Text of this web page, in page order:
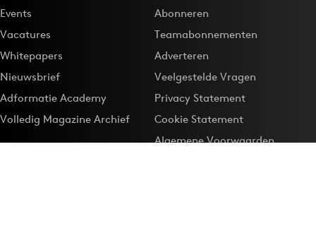
Events
Vacatures
Whitepapers
Nieuwsbrief
Adformatie Academy
Volledig Magazine Archief
Abonneren
Teamabonnementen
Adverteren
Veelgestelde Vragen
Privacy Statement
Cookie Statement
Algemene Voorwaarden